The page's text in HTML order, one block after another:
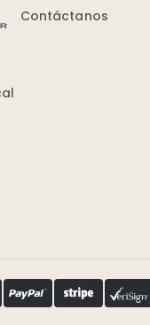
Contáctanos